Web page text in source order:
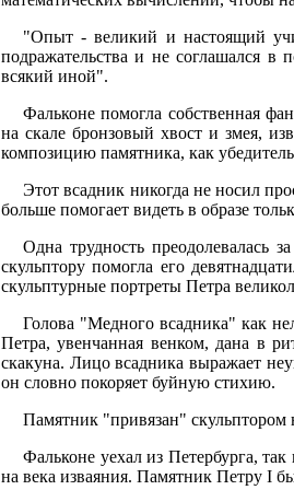
"Опыт - великий и настоящий
подражательства и не соглашался в
всякий иной".
Фальконе помогла собственная
на скале бронзовый хвост и змея,
композицию памятника, как
Этот всадник никогда не носил
больше помогает видеть в образе
Одна трудность преодолевалась
скульптору помогла его
скульптурные портреты Петра
Голова "Медного всадника" как
Петра, увенчанная венком, дана в
скакуна. Лицо всадника выражает
он словно покоряет буйную стихию.
Памятник "привязан" скульптором
Фальконе уехал из Петербурга,
на века изваяния. Памятник Петру I